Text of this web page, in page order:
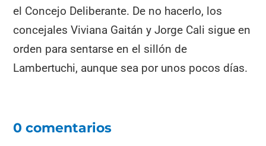
el Concejo Deliberante. De no hacerlo, los
concejales Viviana Gaitán y Jorge Cali sigue en
orden para sentarse en el sillón de
Lambertuchi, aunque sea por unos pocos días.
0 comentarios